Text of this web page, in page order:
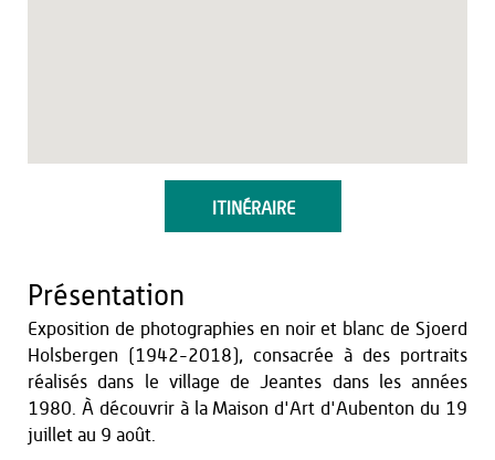
ITINÉRAIRE
Présentation
Exposition de photographies en noir et blanc de Sjoerd
Holsbergen (1942-2018), consacrée à des portraits
réalisés dans le village de Jeantes dans les années
1980. À découvrir à la Maison d'Art d'Aubenton du 19
juillet au 9 août.